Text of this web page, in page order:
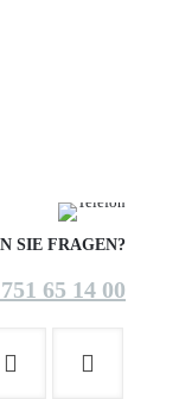
SIE FRAGEN?
65 14 00